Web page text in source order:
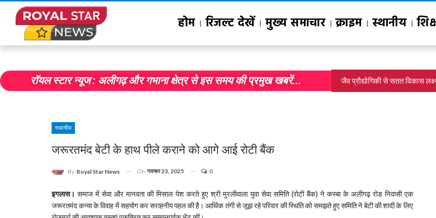
होम रिजल्ट देखें मुख्य समाचार क्राइम स्थानीय
रॉयल स्टार न्यूज : अलीगढ़ और गभाना क्षेत्र से इस समय की प्रमुख खबरें... जैव प्रौद्योगिकी से सतत विकास
स्थानीय
जरूरतमंद बेटी के हाथ पीले कराने को आगे आई रोटी बैंक
By Royal Star News On नवम्बर 23, 2025 0
इगलास। समाज में सेवा और मानवता की मिसाल पेश करते हुए श्री मुरलीवाला युवा सेवा समिति (रोटी बैंक) ने कस्बा के अलीगढ़ रोड निवासी एक
जरूरतमंद कन्या के विवाह में सहयोग कर सराहनीय पहल की है। आर्थिक तंगी से जूझ रहे परिवार की स्थिति को समझते हुए समिति ने बेटी की शादी के लिए